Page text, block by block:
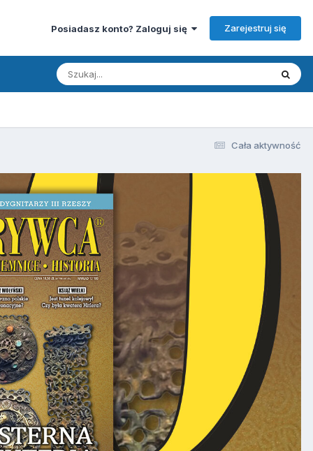
Posiadasz konto? Zaloguj się Zarejestruj się
Cała aktywność